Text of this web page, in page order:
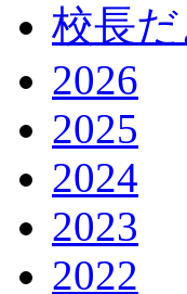
校長だ
2026
2025
2024
2023
2022